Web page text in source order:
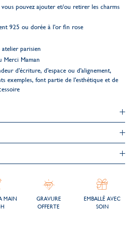
vous pouvez ajouter et/ou retirer les charms
925 ou dorée à l'or fin rose
parisien
Merci Maman
d'écriture, d'espace ou d'alignement,
exemples, font partie de l'esthétique et de
MAIN
GRAVURE
OFFERTE
EMBALLÉ AVEC
SOIN